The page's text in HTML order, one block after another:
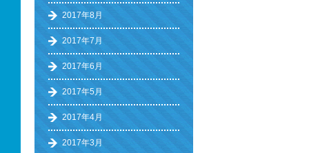
2017年8月
2017年7月
2017年6月
2017年5月
2017年4月
2017年3月